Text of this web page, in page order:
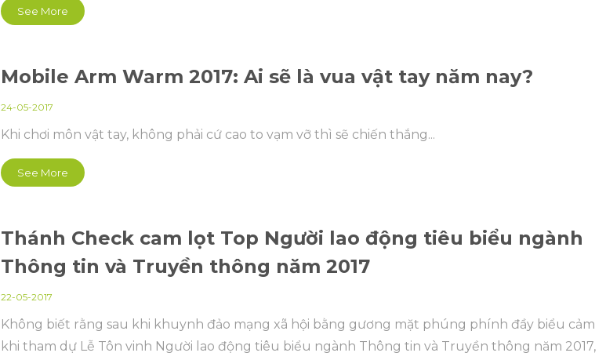
See More
Mobile Arm Warm 2017: Ai sẽ là vua vật tay năm nay?
24-05-2017
Khi chơi môn vật tay, không phải cứ cao to vạm vỡ thì sẽ chiến thắng...
See More
Thánh Check cam lọt Top Người lao động tiêu biểu ngành
Thông tin và Truyền thông năm 2017
22-05-2017
Không biết rằng sau khi khuynh đảo mạng xã hội bằng gương mặt phúng phính đầy biểu cảm
khi tham dự Lễ Tôn vinh Người lao động tiêu biểu ngành Thông tin và Truyền thông năm 2017,